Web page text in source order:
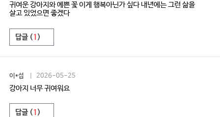
귀여운 강아지와 예쁜 꽃 이게 행복아닌가 싶다 내년에는 그런 삶을
살고 있었으면 좋겠다
답글 ( 1 )
이*섭 | 2026-05-25
강아지 너무 귀여워요
답글 ( 1 )